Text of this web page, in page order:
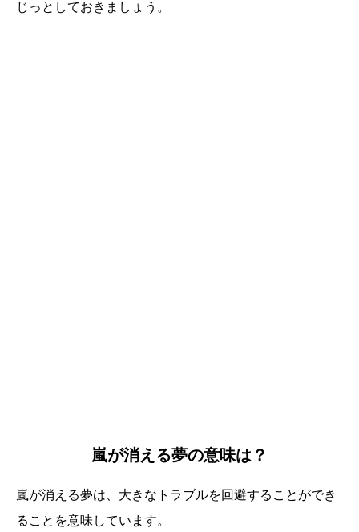
じっとしておきましょう。
嵐が消える夢の意味は？
嵐が消える夢は、大きなトラブルを回避することができ
ることを意味しています。